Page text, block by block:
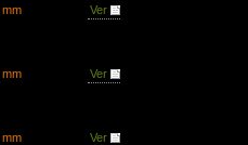
mm Ver
mm Ver
mm Ver